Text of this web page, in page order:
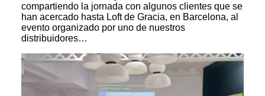
compartiendo la jornada con algunos clientes que se
han acercado hasta Loft de Gracia, en Barcelona, al
evento organizado por uno de nuestros
distribuidores…